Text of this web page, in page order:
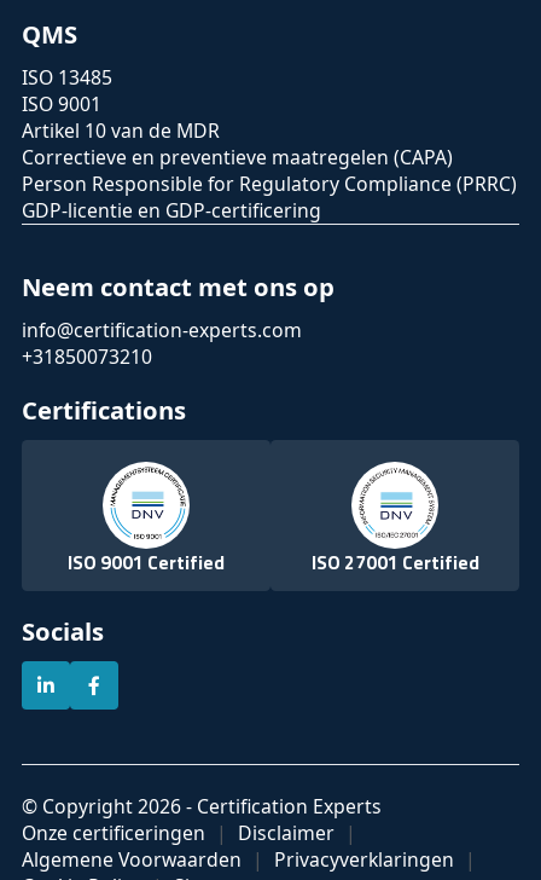
QMS
ISO 13485
ISO 9001
Artikel 10 van de MDR
Correctieve en preventieve maatregelen (CAPA)
Person Responsible for Regulatory Compliance (PRRC)
GDP-licentie en GDP-certificering
Neem contact met ons op
info@certification-experts.com
+31850073210
Certifications
ISO 9001 Certified ISO 27001 Certified
Socials
© Copyright 2026 - Certification Experts
Onze certificeringen
Disclaimer
Algemene Voorwaarden
Privacyverklaringen